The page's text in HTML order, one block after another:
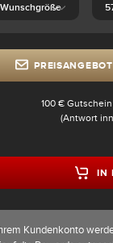
100 €
(Antwort
IN
Kundenkonto